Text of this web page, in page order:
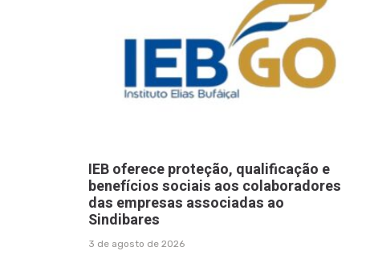
IEB oferece proteção, qualificação e
benefícios sociais aos colaboradores
das empresas associadas ao
Sindibares
3 de agosto de 2026